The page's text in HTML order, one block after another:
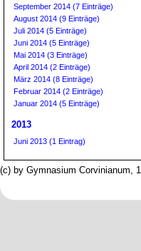
September 2014 (7 Einträge)
August 2014 (9 Einträge)
Juli 2014 (5 Einträge)
Juni 2014 (5 Einträge)
Mai 2014 (3 Einträge)
April 2014 (2 Einträge)
März 2014 (8 Einträge)
Februar 2014 (2 Einträge)
Januar 2014 (5 Einträge)
2013
Juni 2013 (1 Eintrag)
(c) by Gymnasium Corvinianum,